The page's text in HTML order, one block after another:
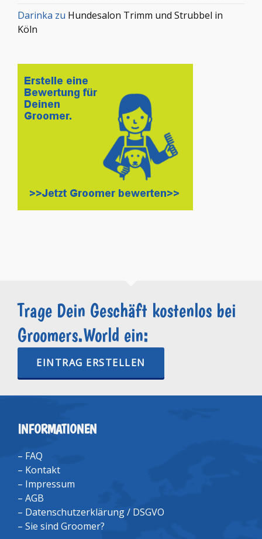
Darinka zu Hundesalon Trimm und Strubbel in
Köln
Trage Dein Geschäft kostenlos bei
Groomers.World ein:
EINTRAG ERSTELLEN
INFORMATIONEN
– FAQ
– Kontakt
– Impressum
– AGB
– Datenschutzerklärung / DSGVO
– Sie sind Groomer?